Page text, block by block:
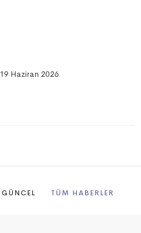
19 Haziran 2026
GÜNCEL TÜM HABERLER